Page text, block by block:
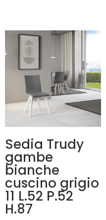
Sedia Trudy
gambe
bianche
cuscino grigio
11 L.52 P.52
H.87